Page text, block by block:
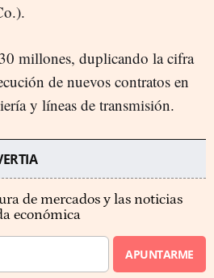
millones, duplicando la cifra
de nuevos contratos en
y líneas de transmisión.
de mercados y las noticias
económica
APUNTARME